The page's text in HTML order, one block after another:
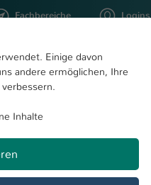
Fachbereiche Logins
FORSCHUNG
Einige davon
andere ermöglichen, Ihre
Inhalte